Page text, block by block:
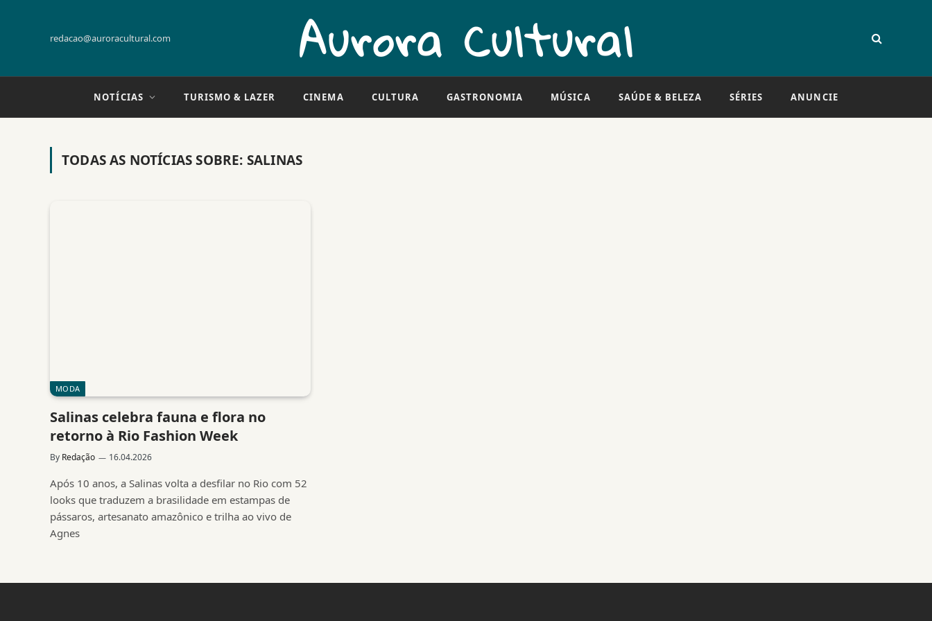
redacao@auroracultural.com
NOTÍCIAS TURISMO & LAZER CINEMA CULTURA GASTRONOMIA MÚSICA SAÚDE & BELEZA SÉRIES ANUNCIE
TODAS AS NOTÍCIAS SOBRE: SALINAS
MODA
Salinas celebra fauna e flora no
retorno à Rio Fashion Week
By Redação 16.04.2026
Após 10 anos, a Salinas volta a desfilar no Rio com 52
looks que traduzem a brasilidade em estampas de
pássaros, artesanato amazônico e trilha ao vivo de
Agnes